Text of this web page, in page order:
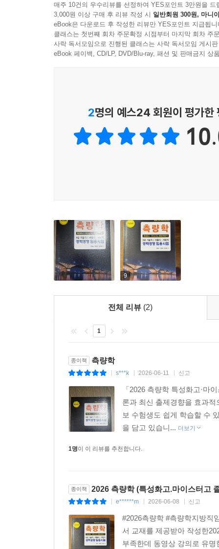
매주 10건의 우수리뷰를 선정하여 YES포인트 3만원을 드
3,000원 이상 구매 후 리뷰 작성 시 일반회원 300원, 마니
eBook은 다운로드 후 작성한 리뷰만 YES포인트 지급됩니
클래스는 첫번째 회차 주문확정 시점부터 마지막 회차 주
사락 독서모임으로 진행된 클래스는 사락 독서모임 게시
eBook 페이백, CD/LP, DVD/Blu-ray, 패션 및 판매금지 상
2명의 예스24 회원이 평가한
9
전체 리뷰 (2)
1
종이책 측량학
s***k 2026-06-11 신고
「2026 측량학 특성화고·마
론과 최신 출제경향을 효과
보 수험생도 쉽게 학습할 수
을 담고 있습니... 더보기
1명이 이 리뷰를 추천합니다.
종이책 2026 측량학 (특성화고.마이스터고
e******m 2026-06-08 신고
#2026측량학 #측량학지방직
서 교재를 제공받아 작성한
부족한데 동영상 강의로 유